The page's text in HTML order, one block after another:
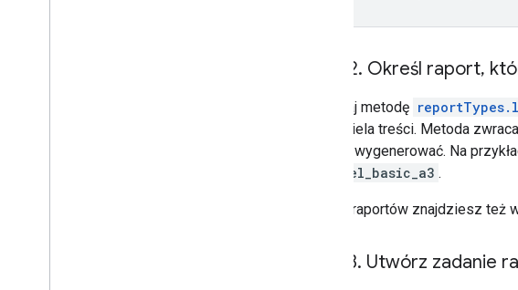
Krok 2. Określ raport,
Wywołaj metodę
właściciela treści. Metoda
chcesz wygenerować. Na
channel_basic_a3 .
Nazwy raportów znajdziesz też
Krok 3. Utwórz zadanie